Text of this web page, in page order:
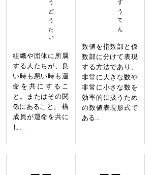
組織や団体に所属
する人たちが、良
い時も悪い時も運
命を共にするこ
と。またはその関
係にあること。 構
成員が運命を共に
し、...
数値を指数部と仮
数部に分けて表現
する方法であり、
非常に大きな数や
非常に小さな数を
効率的に扱うため
の数値表現形式で
ある...